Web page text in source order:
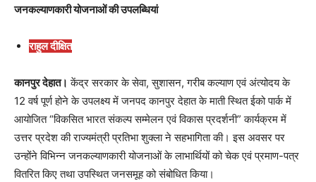
जनकल्याणकारी योजनाओं की उपलब्धियां
राहुल दीक्षित
कानपुर देहात। केंद्र सरकार के सेवा, सुशासन, गरीब कल्याण एवं अंत्योदय के
12 वर्ष पूर्ण होने के उपलक्ष्य में जनपद कानपुर देहात के माती स्थित ईको पार्क में
आयोजित “विकसित भारत संकल्प सम्मेलन एवं विकास प्रदर्शनी” कार्यक्रम में
उत्तर प्रदेश की राज्यमंत्री प्रतिभा शुक्ला ने सहभागिता की। इस अवसर पर
उन्होंने विभिन्न जनकल्याणकारी योजनाओं के लाभार्थियों को चेक एवं प्रमाण-पत्र
वितरित किए तथा उपस्थित जनसमूह को संबोधित किया।